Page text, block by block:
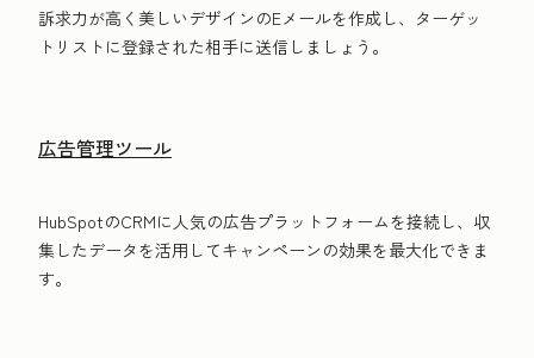
訴求力が高く美しいデザインのEメールを作成し、ターゲッ
トリストに登録された相手に送信しましょう。
広告管理ツール
HubSpotのCRMに人気の広告プラットフォームを接続し、収
集したデータを活用してキャンペーンの効果を最大化できま
す。